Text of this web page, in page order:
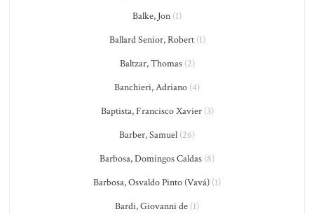
Balke, Jon (1)
Ballard Senior, Robert(1)
Baltzar, Thomas(2)
Banchieri, Adriano (4)
Baptista, Francisco Xavier(3)
Barber, Samuel (26)
Barbosa, Domingos Caldas (8)
Barbosa, Osvaldo Pinto (Vavá) (1)
Bardi, Giovanni de (1)